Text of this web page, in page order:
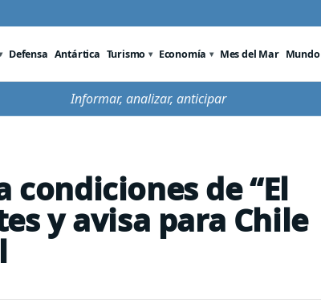
Defensa Antártica Turismo Economía Mes del Mar Mundo
Informar, analizar, anticipar
de “El
y avisa para Chile